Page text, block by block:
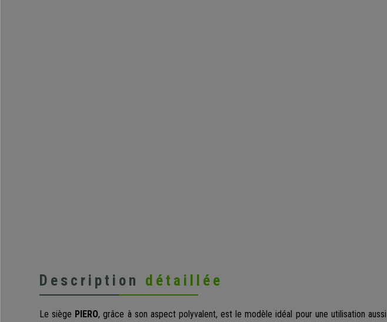
Description détaillée
Le siège PIERO, grâce à son aspect polyvalent, est le modèle idéal pour une utilisation aussi